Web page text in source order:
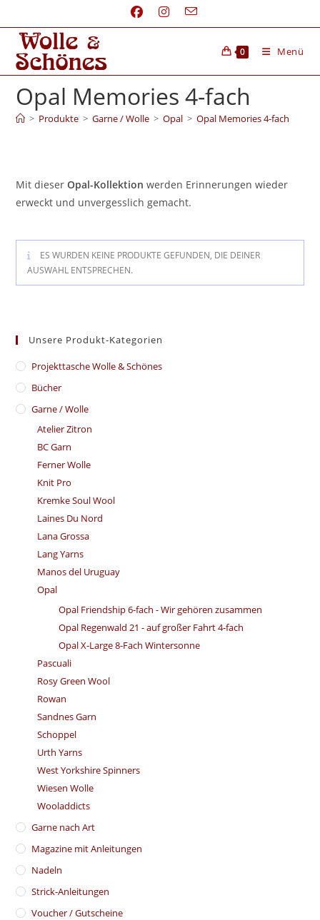
0 Menü
Opal Memories 4-fach
> Produkte > Garne / Wolle > Opal > Opal Memories 4-fach
Mit dieserOpal-Kollektion werden Erinnerungen wieder
erweckt und unvergesslich gemacht.
ES WURDEN KEINE PRODUKTE GEFUNDEN, DIE DEINER
AUSWAHL ENTSPRECHEN.
Unsere Produkt-Kategorien
​Projekttasche Wolle & Schönes
Bücher
Garne / Wolle
Atelier Zitron
BC Garn
Ferner Wolle
Knit Pro
Kremke Soul Wool
Laines Du Nord
Lana Grossa
Lang Yarns
Manos del Uruguay
Opal
Opal Friendship 6-fach - Wir gehören zusammen
Opal Regenwald 21 - auf großer Fahrt 4-fach
Opal X-Large 8-Fach Wintersonne
Pascuali
Rosy Green Wool
Rowan
Sandnes Garn
Schoppel
Urth Yarns
West Yorkshire Spinners
Wiesen Wolle
Wooladdicts
Garne nach Art
Magazine mit Anleitungen
Nadeln
Strick-Anleitungen
Voucher / Gutscheine